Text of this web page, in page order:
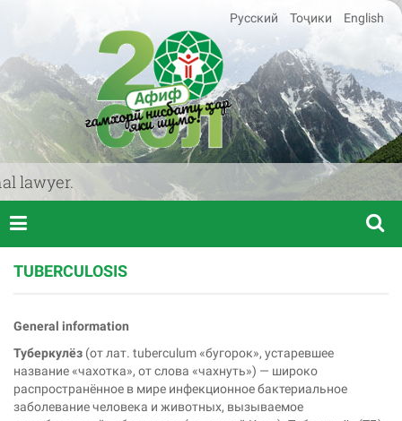
Русский Тоҷики English
TUBERCULOSIS
General information
Туберкулёз (от лат. tuberculum «бугорок», устаревшее
название «чахотка», от слова «чахнуть») — широко
распространённое в мире инфекционное бактериальное
заболевание человека и животных, вызываемое